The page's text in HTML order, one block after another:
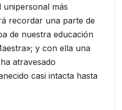
más
recordar una parte de
de nuestra educación
y con ella una
atravesado
casi intacta hasta